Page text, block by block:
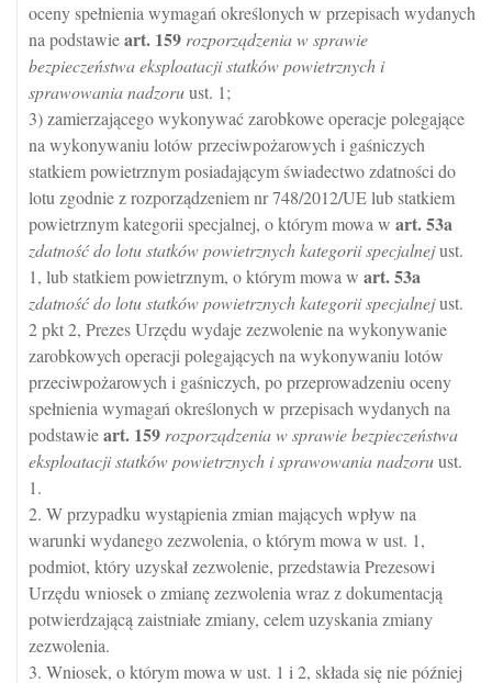
oceny spełnienia wymagań określonych w przepisach wydanych
na podstawieart. 159 rozporządzenia w sprawie
bezpieczeństwa eksploatacji statków powietrznych i
sprawowania nadzoruust. 1;
3) zamierzającego wykonywać zarobkowe operacje polegające
na wykonywaniu lotów przeciwpożarowych i gaśniczych
statkiem powietrznym posiadającym świadectwo zdatności do
lotu zgodnie z rozporządzeniem nr 748/2012/UE lub statkiem
powietrznym kategorii specjalnej, o którym mowa w art.53a
zdatność do lotu statków powietrznych kategorii specjalnejust.
1, lub statkiem powietrznym, o którym mowa w art.53a
zdatność do lotu statków powietrznych kategorii specjalnejust.
2 pkt 2, Prezes Urzędu wydaje zezwolenie na wykonywanie
zarobkowych operacji polegających na wykonywaniu lotów
przeciwpożarowych i gaśniczych, po przeprowadzeniu oceny
spełnienia wymagań określonych w przepisach wydanych na
podstawieart. 159 rozporządzenia w sprawie bezpieczeństwa
eksploatacji statków powietrznych i sprawowania nadzoruust.
1.
2. W przypadku wystąpienia zmian mających wpływ na
warunki wydanego zezwolenia, o którym mowa w ust. 1,
podmiot, który uzyskał zezwolenie, przedstawia Prezesowi
Urzędu wniosek o zmianę zezwolenia wraz z dokumentacją
potwierdzającą zaistniałe zmiany, celem uzyskania zmiany
zezwolenia.
3. Wniosek, o którym mowa w ust. 1 i 2, składa się nie później